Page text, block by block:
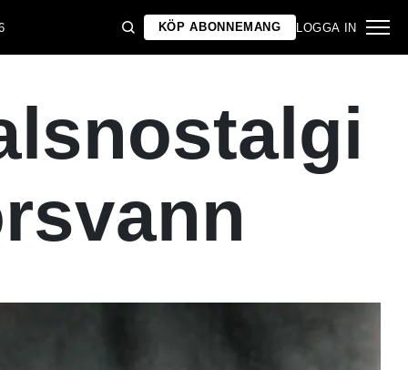
KÖP ABONNEMANG LOGGA IN